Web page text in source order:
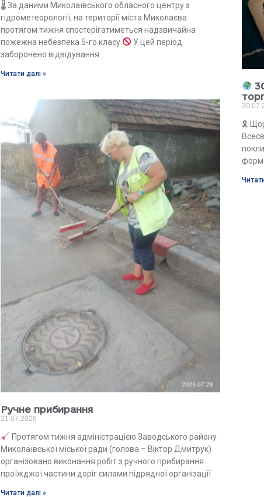
🌡 За даними Миколаївського обласного центру з
гідрометеорології, на території міста Миколаєва
протягом тижня спостерігатиметься надзвичайна
пожежна небезпека 5-го класу.
У цей період
заборонено відвідування
Читати далі »
Ручне прибирання
31.07.2026
Протягом тижня адміністрацією Заводського району
Миколаївської міської ради (голова – Віктор Дмитрук)
організовано виконання робіт з ручного прибирання
проїжджої частини доріг силами підрядної організації
Читати далі »
🎗
форм